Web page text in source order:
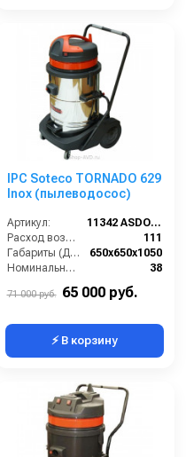
IPC Soteco TORNADO 629
Inox (пылеводосос)
Артикул:
11342 ASDO (629TPR/2TORN629)
Расход воздуха (л/сек):
111
Габариты (ДхШхВ):
650х650х1050
Номинальный диаметр принадлежностей (мм):
38
71 000 руб. 65 000 руб.
⚡ В корзину